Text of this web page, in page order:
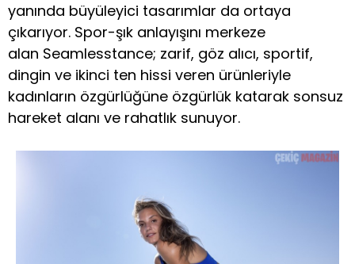
yanında büyüleyici tasarımlar da ortaya
çıkarıyor. Spor-şık anlayışını merkeze
alan Seamlesstance; zarif, göz alıcı, sportif,
dingin ve ikinci ten hissi veren ürünleriyle
kadınların özgürlüğüne özgürlük katarak sonsuz
hareket alanı ve rahatlık sunuyor.